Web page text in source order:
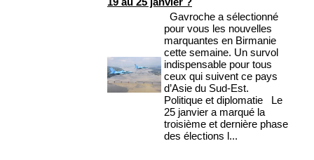
Gavroche a sélectionné
pour vous les nouvelles
marquantes en Birmanie
cette semaine. Un survol
indispensable pour tous
ceux qui suivent ce pays
d’Asie du Sud-Est.
Politique et diplomatie Le
25 janvier a marqué la
troisième et dernière phase
des élections l...